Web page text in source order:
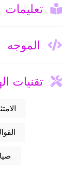
تعليمات
الموجه
تقنيات